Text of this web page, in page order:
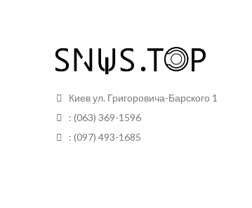
Киев ул. Григоровича-Барского 1
: (063) 369-1596
: (097) 493-1685